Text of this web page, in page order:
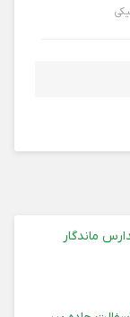
ماندگار